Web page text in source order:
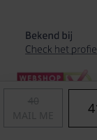
Algemene